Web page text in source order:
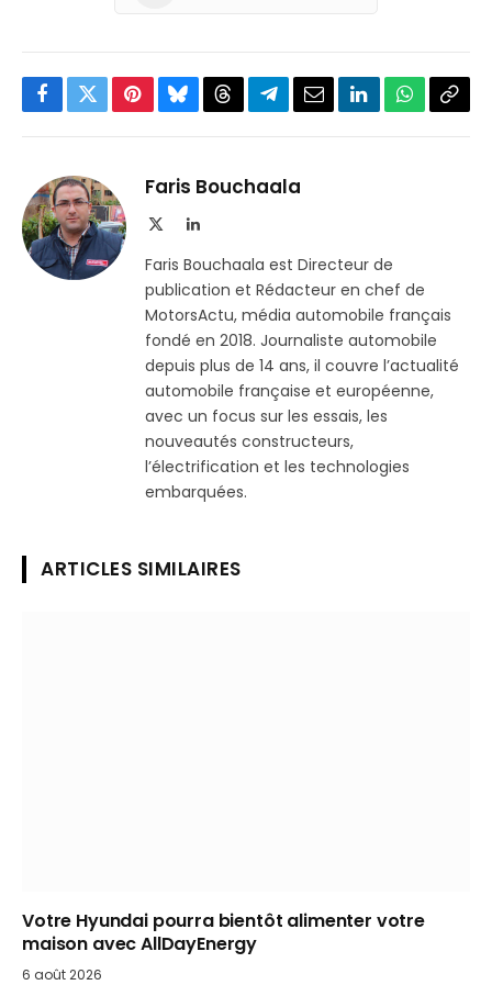
Facebook
TwitterPinterestBlueskyThreadsPartager
Telegram
EmailLinkedInWhatsApp
Faris Bouchaala
LinkedIn
Faris Bouchaala est Directeur de
publication et Rédacteur en chef de
MotorsActu, média automobile français
fondé en 2018. Journaliste automobile
depuis plus de 14 ans, il couvre l’actualité
automobile française et européenne,
avec un focus sur les essais, les
nouveautés constructeurs,
l’électrification et les technologies
embarquées.
ARTICLES SIMILAIRES
Votre Hyundai pourra bientôt alimenter votre
maison avec AllDayEnergy
6 août 2026